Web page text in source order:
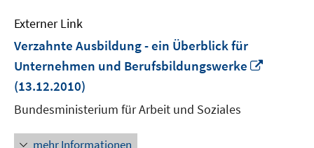
Externer Link
Verzahnte Ausbildung - ein Überblick für
Unternehmen und Berufsbildungswerke
(13.12.2010)
Bundesministerium für Arbeit und Soziales
mehr Informationen